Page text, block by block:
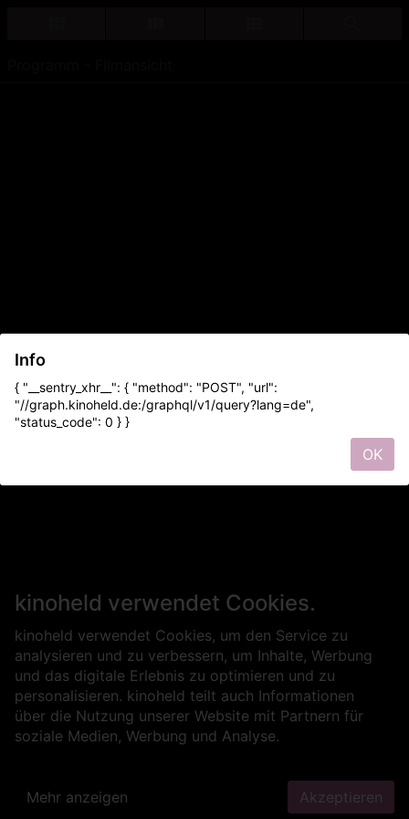
kinoheld verwendet Cookies.
kinoheld verwendet Cookies, um den Service zu
analysieren und zu verbessern, um Inhalte, Werbung
und das digitale Erlebnis zu optimieren und zu
personalisieren. kinoheld teilt auch Informationen
über die Nutzung unserer Website mit Partnern für
soziale Medien, Werbung und Analyse.
Mehr anzeigen Akzeptieren
Info
{ "__sentry_xhr__": { "method": "POST", "url":
"//graph.kinoheld.de:/graphql/v1/query?lang=de",
"status_code": 0 } }
OK